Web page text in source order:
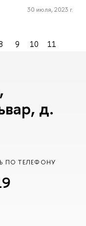
30 июля, 2023 г.
9 10 11
д.
ПО ТЕЛЕФОНУ